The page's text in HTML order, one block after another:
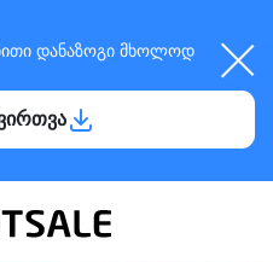
დანაზოგი მხოლოდ